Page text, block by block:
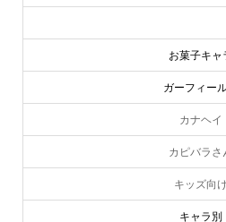
お菓子キャ
ガーフィー
カナヘイ
カピバラさ
キッズ向け
キャラ別